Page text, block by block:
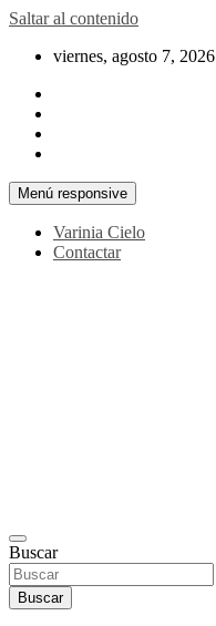
Saltar al contenido
viernes, agosto 7, 2026
Menú responsive
Varinia Cielo
Contactar
Buscar
Buscar